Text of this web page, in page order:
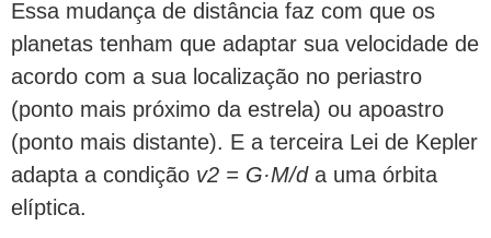
Essa mudança de distância faz com que os
planetas tenham que adaptar sua velocidade de
acordo com a sua localização no periastro
(ponto mais próximo da estrela) ou apoastro
(ponto mais distante). E a terceira Lei de Kepler
adapta a condição v2 = G·M/da uma órbita
elíptica.